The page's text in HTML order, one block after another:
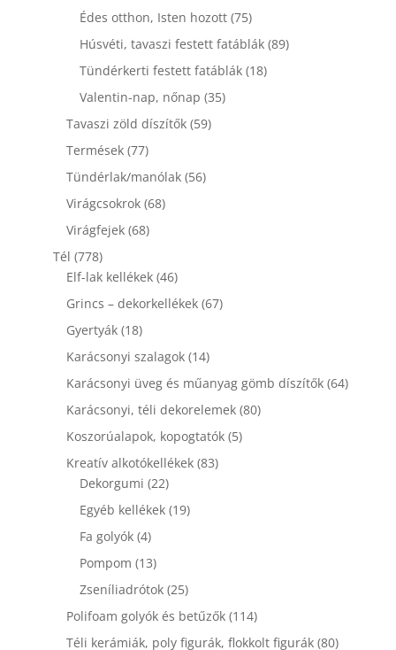
Édes otthon, Isten hozott 7575
termék
Húsvéti, tavaszi festett fatáblák 8989
Tündérkerti festett fatáblák 1818
Valentin-nap, nőnap 3535
Tavaszi zöld díszítők 5959
Termések 7777
termék
Tündérlak/manólak 5656
Virágcsokrok 6868
Virágfejek 6868
Tél 778778
termék
Elf-lak kellékek 4646
termék
Grincs – dekorkellékek 6767
Gyertyák 1818
termék
Karácsonyi szalagok 1414
Karácsonyi üveg és műanyag gömb díszítők 6464
Karácsonyi, téli dekorelemek 8080
Koszorúalapok, kopogtatók 55
Kreatív alkotókellékek 8383
Dekorgumi 2222
termék
Egyéb kellékek 1919
Fa golyók 44
termék
Pompom 1313
termék
Zseníliadrótok 2525
termék
Polifoam golyók és betűzők 114114
termék
Téli kerámiák, poly figurák, flokkolt figurák 8080